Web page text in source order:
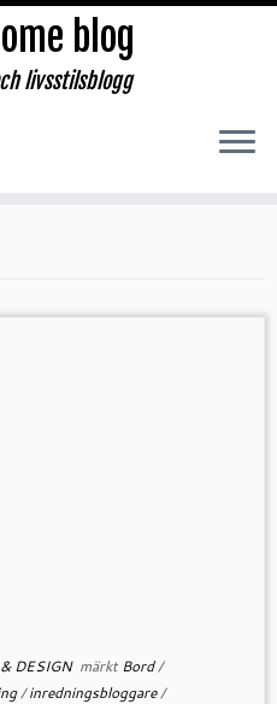
blog
livsstilsblogg
DESIGN märktBord/
/inredningsbloggare/